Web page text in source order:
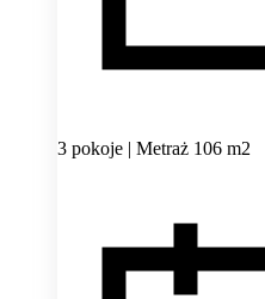
3 pokoje | Metraż 106 m2